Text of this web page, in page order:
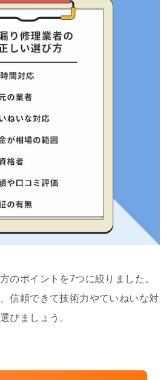
のポイントを7つに絞りました。
信頼できて技術力やていねいな対
びましょう。